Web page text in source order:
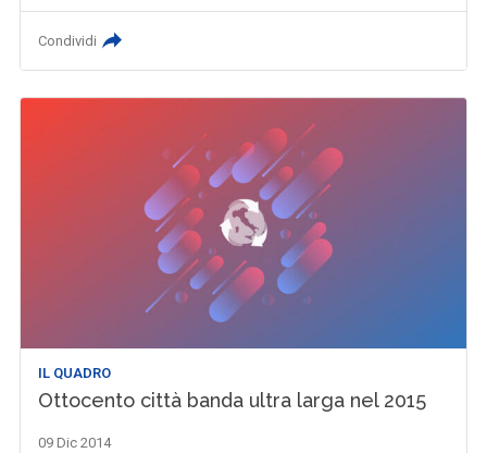
Condividi
IL QUADRO
Ottocento città banda ultra larga nel 2015
09 Dic 2014